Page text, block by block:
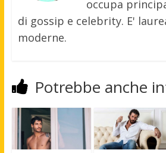
occupa
di gossip e celebrity. E'
moderne.
Potrebbe anche